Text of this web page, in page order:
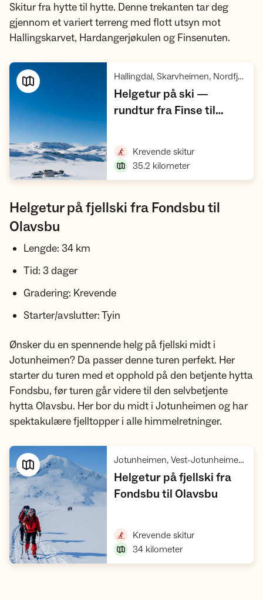
Skitur fra hytte til hytte. Denne trekanten tar deg
gjennom et variert terreng med flott utsyn mot
Hallingskarvet, Hardangerjøkulen og Finsenuten.
Hallingdal, Skarvheimen, Nordfjella villreinområde, Hardangervidda
Helgetur på ski —
rundtur fra Finse til
Krevende skitur,
35.2 kilometer
Helgetur på fjellski fra Fondsbu til
Olavsbu
Lengde: 34 km
Tid: 3 dager
Gradering: Krevende
Starter/avslutter: Tyin
Ønsker du en spennende helg på fjellski midt i
Jotunheimen? Da passer denne turen perfekt. Her
starter du turen med et opphold på den betjente hytta
Fondsbu, før turen går videre til den selvbetjente
hytta Olavsbu. Her bor du midt i Jotunheimen og har
spektakulære fjelltopper i alle himmelretninger.
Jotunheimen, Vest-Jotunheimen villreinområde
Helgetur på fjellski fra
Fondsbu til Olavsbu
Krevende skitur,
34 kilometer